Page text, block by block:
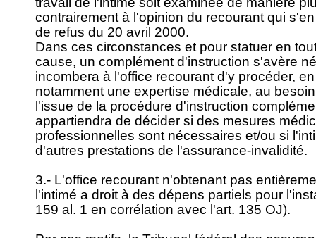
contrairement à l'opinion du recourant qui
de refus du 20 avril 2000.
Dans ces circonstances et pour statuer en
cause, un complément d'instruction s'avère
incombera à l'office recourant d'y procéder,
notamment une expertise médicale, au
l'issue de la procédure d'instruction
appartiendra de décider si des mesures
professionnelles sont nécessaires et/ou si
d'autres prestations de l'assurance-invalidité.
3.- L'office recourant n'obtenant pas
l'intimé a droit à des dépens partiels pour
159 al. 1 en corrélation avec l'art. 135 OJ).